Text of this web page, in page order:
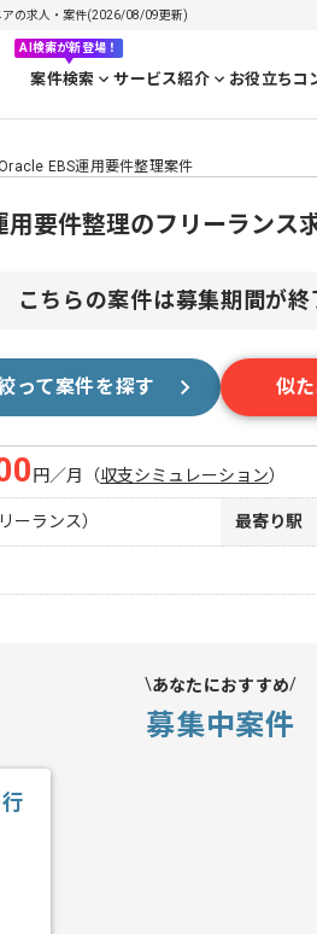
アの求人・案件(2026/08/09更新)
AI検索が新登場！
案件検索 サービス紹介 お役立ちコ
Oracle EBS運用要件整理案件
用要件整理のフリーランス
こちらの案件は募集期間が
って案件を探す 似
円／月 （収支シミュレーション）
ーランス） 最寄り駅
あなたにおすすめ
募集中案件